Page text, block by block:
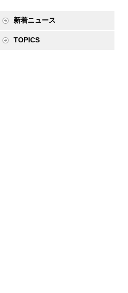
新着ニュース
TOPICS